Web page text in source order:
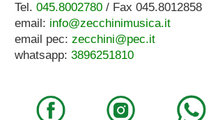
Tel. 045.8002780/ Fax 045.8012858
email: info@zecchinimusica.it
email pec: zecchini@pec.it
whatsapp: 3896251810